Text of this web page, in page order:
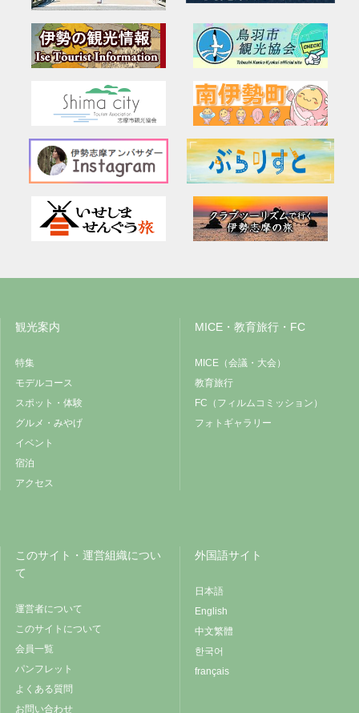
観光案内
特集
モデルコース
スポット・体験
グルメ・みやげ
イベント
宿泊
アクセス
MICE・教育旅行・FC
MICE（会議・大会）
教育旅行
FC（フィルムコミッション）
フォトギャラリー
このサイト・運営組織につい
て
運営者について
このサイトについて
会員一覧
パンフレット
よくある質問
お問い合わせ
外国語サイト
日本語
English
中文繁體
한국어
français